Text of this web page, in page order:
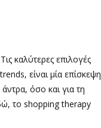
καλύτερες επιλογές
είναι μία επίσκεψη
όσο και για τη
το shopping therapy